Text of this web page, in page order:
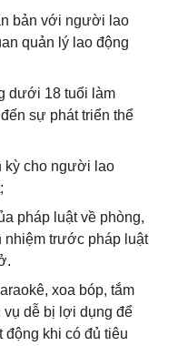
bản với người lao
quản lý lao động
dưới 18 tuổi làm
sự phát triển thể
kỳ cho người lao
pháp luật về phòng,
nhiệm trước pháp luật
xoa bóp, tắm
dễ bị lợi dụng để
động khi có đủ tiêu